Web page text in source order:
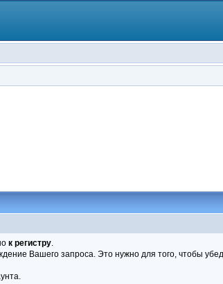
к регистру.
Вашего запроса. Это нужно для того, чтобы